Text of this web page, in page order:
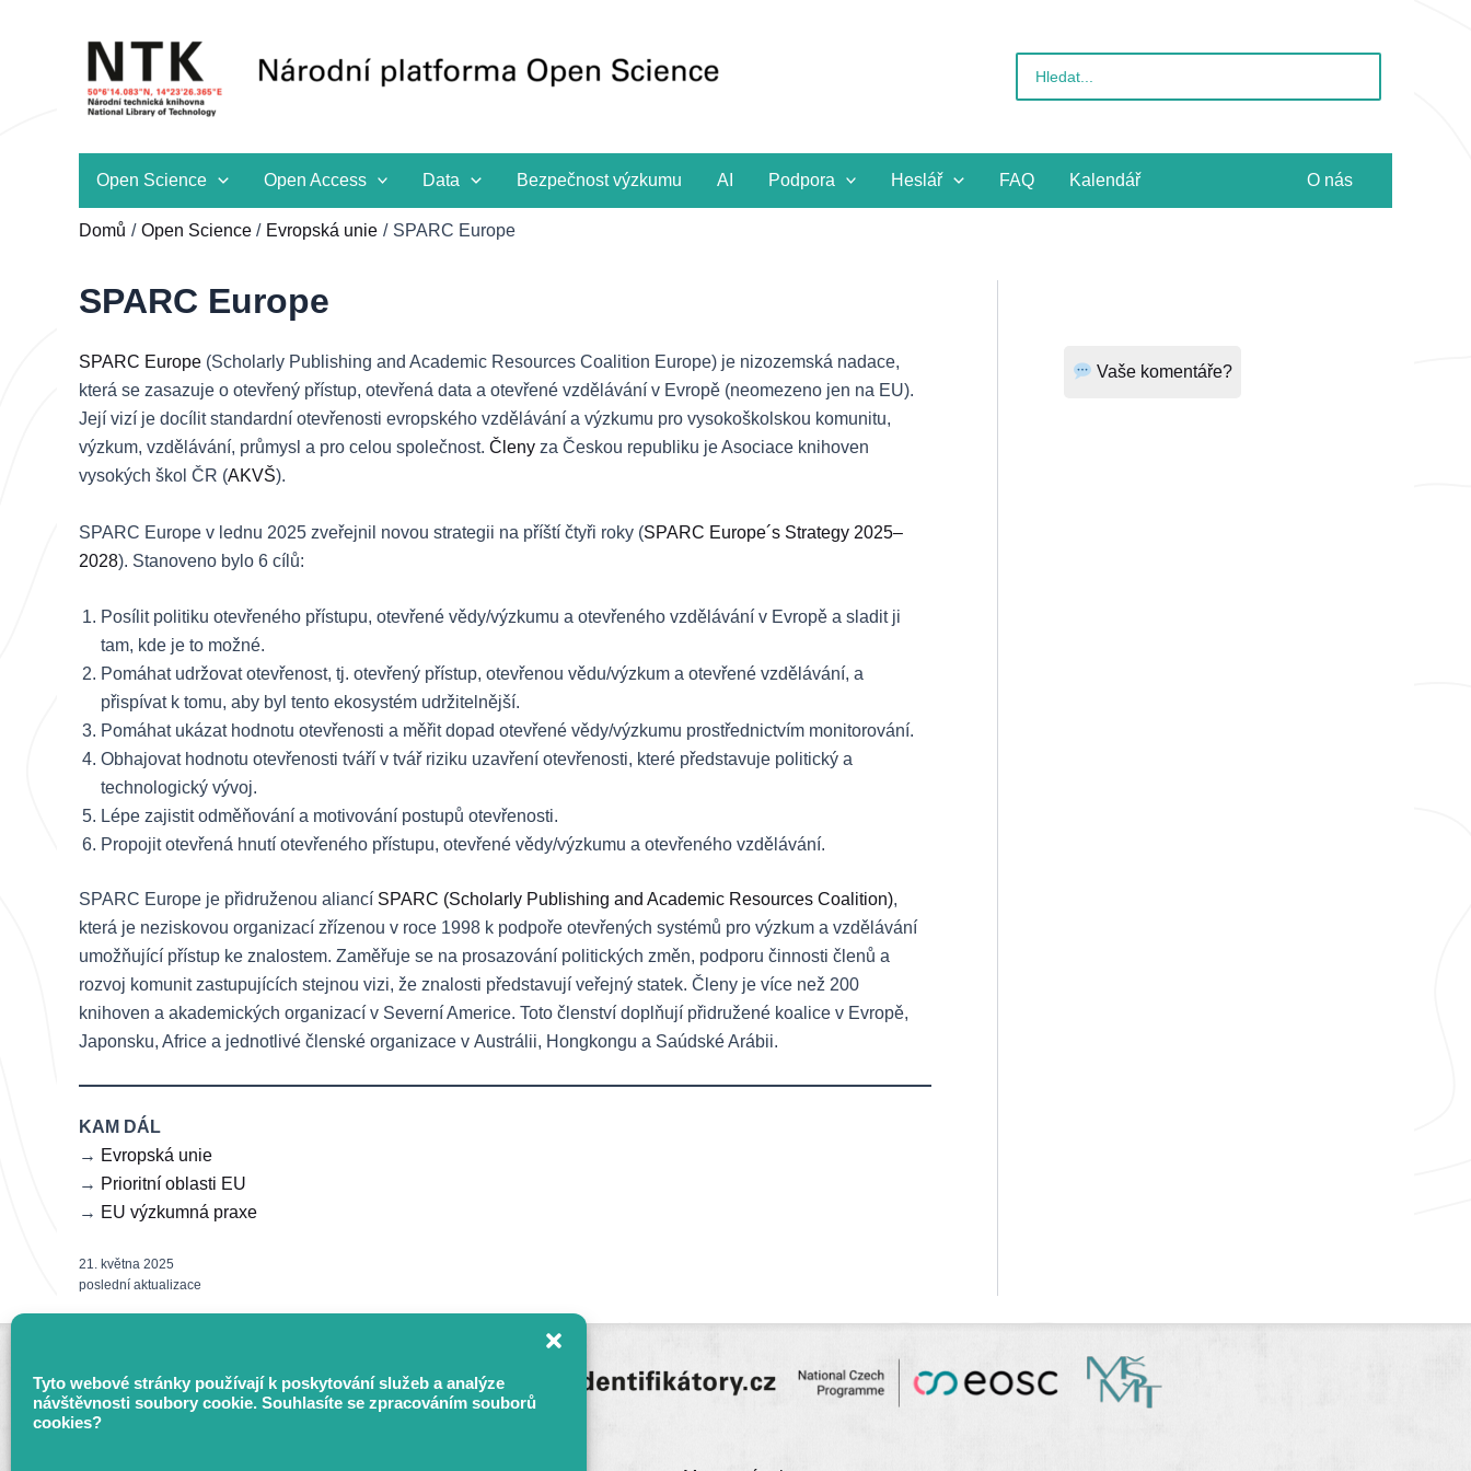
Tyto webové stránky používají k poskytování služeb a analýze
návštěvnosti soubory cookie. Souhlasíte se zpracováním souborů
cookies?
pro:
Open Science Open Access Data Bezpečnost výzkumu AI Podpora Heslář FAQ Kalendář O nás
Domů Open Science Evropská unie SPARC Europe
SPARC Europe
SPARC Europe (Scholarly Publishing and Academic Resources Coalition Europe) je nizozemská nadace,
která se zasazuje o otevřený přístup, otevřená data a otevřené vzdělávání v Evropě (neomezeno jen na EU).
Její vizí je docílit standardní otevřenosti evropského vzdělávání a výzkumu pro vysokoškolskou komunitu,
výzkum, vzdělávání, průmysl a pro celou společnost. Členy za Českou republiku je Asociace knihoven
vysokých škol ČR (AKVŠ).
SPARC Europe v lednu 2025 zveřejnil novou strategii na příští čtyři roky (SPARC Europe´s Strategy 2025–
2028). Stanoveno bylo 6 cílů:
Posílit politiku otevřeného přístupu, otevřené vědy/výzkumu a otevřeného vzdělávání v Evropě a sladit ji
tam, kde je to možné.
Pomáhat udržovat otevřenost, tj. otevřený přístup, otevřenou vědu/výzkum a otevřené vzdělávání, a
přispívat k tomu, aby byl tento ekosystém udržitelnější.
Pomáhat ukázat hodnotu otevřenosti a měřit dopad otevřené vědy/výzkumu prostřednictvím monitorování.
Obhajovat hodnotu otevřenosti tváří v tvář riziku uzavření otevřenosti, které představuje politický a
technologický vývoj.
Lépe zajistit odměňování a motivování postupů otevřenosti.
Propojit otevřená hnutí otevřeného přístupu, otevřené vědy/výzkumu a otevřeného vzdělávání.
SPARC Europe je přidruženou aliancí SPARC (Scholarly Publishing and Academic Resources Coalition),
která je neziskovou organizací zřízenou v roce 1998 k podpoře otevřených systémů pro výzkum a vzdělávání
umožňující přístup ke znalostem. Zaměřuje se na prosazování politických změn, podporu činnosti členů a
rozvoj komunit zastupujících stejnou vizi, že znalosti představují veřejný statek. Členy je více než 200
knihoven a akademických organizací v Severní Americe. Toto členství doplňují přidružené koalice v Evropě,
Japonsku, Africe a jednotlivé členské organizace v Austrálii, Hongkongu a Saúdské Arábii.
KAM DÁL
→ Evropská unie
→ Prioritní oblasti EU
→ EU výzkumná praxe
21. května 2025
poslední aktualizace
Vaše komentáře?